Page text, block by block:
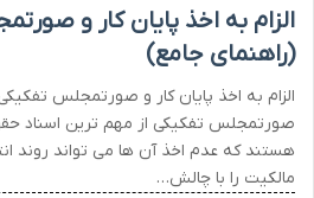
الزام به اخذ پایان کار و
(راهنمای جامع)
الزام به اخذ پایان کار و صورتمجلس
صورتمجلس تفکیکی از مهم ترین اسناد
هستند که عدم اخذ آن ها می تواند روند
مالکیت را با چالش…